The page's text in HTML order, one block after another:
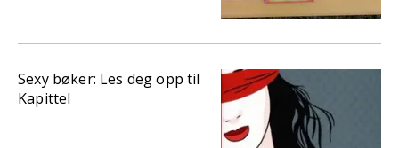
Sexy bøker: Les deg opp til
Kapittel